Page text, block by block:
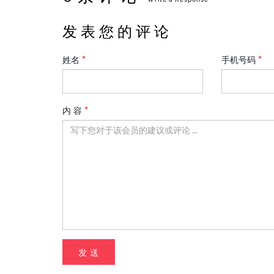
发 表 您 的 评 论
姓名 手机号码
内 容
发 送